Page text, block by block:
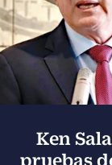
Ken
pruebas